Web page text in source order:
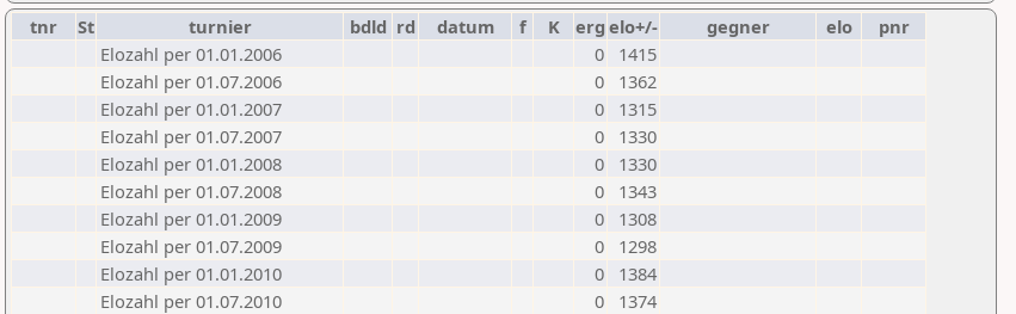
tnr
St turnier bdld rd datum f K erg elo+/- gegner elo
pnr
Elozahl per 01.01.2006
0
1415
Elozahl per 01.07.2006
0
1362
Elozahl per 01.01.2007
0
1315
Elozahl per 01.07.2007
0
1330
Elozahl per 01.01.2008
0
1330
Elozahl per 01.07.2008
0
1343
Elozahl per 01.01.2009
0
1308
Elozahl per 01.07.2009
0
1298
Elozahl per 01.01.2010
0
1384
Elozahl per 01.07.2010
0
1374